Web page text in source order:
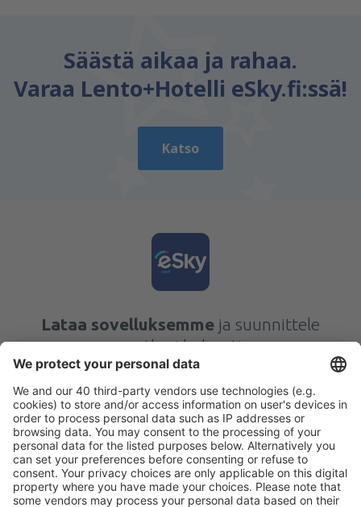
Säästä aikaa ja rahaa.
Varaa Lento+Hotelli eSky.fi:ssä!
Katso
Lataa sovelluksemme ja suunnittele
matkasi helposti
Suunnittele matkasi
Halvat lennot